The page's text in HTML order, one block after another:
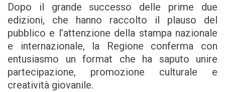
Dopo il grande successo delle prime due
edizioni, che hanno raccolto il plauso del
pubblico e l’attenzione della stampa nazionale
e internazionale, la Regione conferma con
entusiasmo un format che ha saputo unire
partecipazione, promozione culturale e
creatività giovanile.